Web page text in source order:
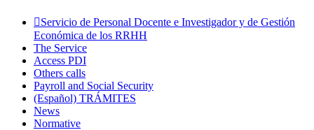
Servicio de Personal Docente e Investigador y de Gestión
Económica de los RRHH
The Service
Access PDI
Others calls
Payroll and Social Security
(Español) TRÁMITES
News
Normative